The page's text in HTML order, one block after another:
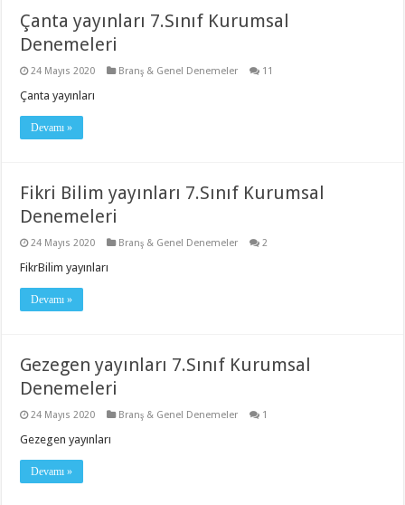
Çanta yayınları 7.Sınıf Kurumsal
Denemeleri
24 Mayıs 2020 Branş & Genel Denemeler 11
Çanta yayınları
Devamı »
Fikri Bilim yayınları 7.Sınıf Kurumsal
Denemeleri
24 Mayıs 2020 Branş & Genel Denemeler 2
FikrBilim yayınları
Devamı »
Gezegen yayınları 7.Sınıf Kurumsal
Denemeleri
24 Mayıs 2020 Branş & Genel Denemeler 1
Gezegen yayınları
Devamı »